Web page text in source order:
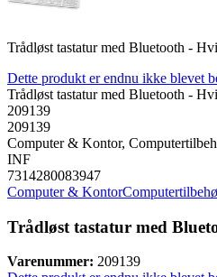
Trådløst tastatur med Bluetooth -
Dette produkt er endnu ikke blevet
Trådløst tastatur med Bluetooth -
209139
209139
Computer & Kontor,
INF
7314280083947
Computer & Kontor
Trådløst tastatur med
Varenummer: 209139